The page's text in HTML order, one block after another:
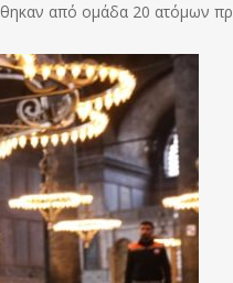
από ομάδα 20 ατόμων